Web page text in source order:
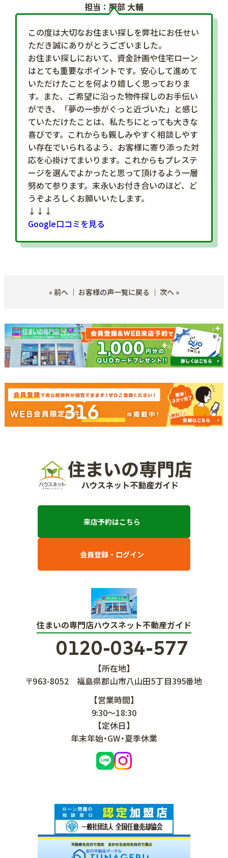
担当：服部 大輔
この度は大切なお住まい探しを弊社にお任せい
ただき誠にありがとうございました。
お住まい探しにおいて、資金計画や住宅ローン
はとても重要なポイントです。安心して進めて
いただけたことを何より嬉しく思っておりま
す。また、ご希望に沿った物件探しのお手伝い
ができ、「夢の一歩がぐっと近づいた」と感じ
ていただけたことは、私たちにとっても大きな
喜びです。これからも親しみやすく相談しやす
い存在でいられるよう、お客様に寄り添った対
応を心掛けてまいります。これからもプレステ
ージを選んでよかったと思って頂けるよう一層
努めて参ります。末永いお付き合いのほど、ど
うぞよろしくお願いいたします。
↓↓↓
Google口コミを見る
« 前へ｜ お客様の声一覧に戻る ｜ 次へ»
316
来店予約はこちら
会員登録・ログイン
住まいの専門店ハウスネット不動産ガイド
0120-034-577
【所在地】
〒963-8052
福島県郡山市八山田5丁目395番地
【営業時間】
9:30～18:30
【定休日】
年末年始・GW・夏季休業